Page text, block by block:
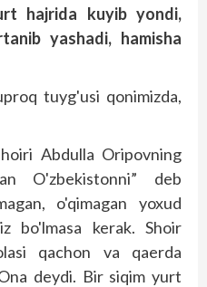
hajrida kuyib yondi,
yashadi, hamisha
tuyg'usi qonimizda,
Abdulla Oripovning
O'zbekistonni” deb
o'qimagan yoxud
bo'lmasa kerak. Shoir
qachon va qaerda
deydi. Bir siqim yurt